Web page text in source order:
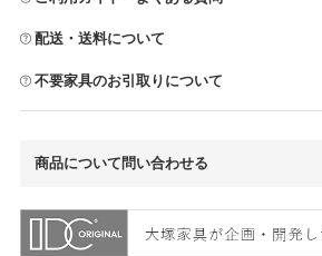
配送・送料について
不要家具のお引取りについて
商品について問い合わせる